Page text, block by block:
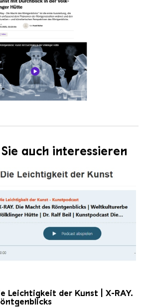
auch interessieren
Leichtigkeit der Kunst | X-RAY.